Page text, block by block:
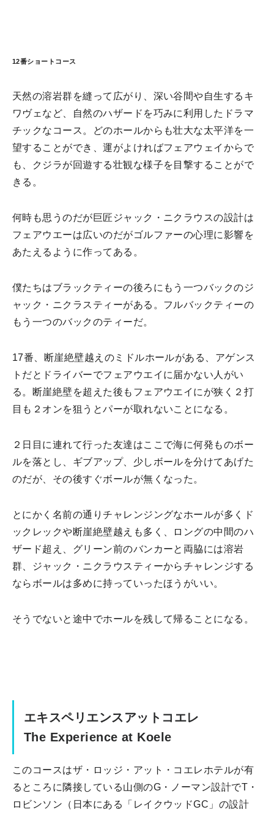
12番ショートコース
天然の溶岩群を縫って広がり、深い谷間や自生するキ
ワヴェなど、自然のハザードを巧みに利用したドラマ
チックなコース。どのホールからも壮大な太平洋を一
望することができ、運がよければフェアウェイからで
も、クジラが回遊する壮観な様子を目撃することがで
きる。
何時も思うのだが巨匠ジャック・ニクラウスの設計は
フェアウエーは広いのだがゴルファーの心理に影響を
あたえるように作ってある。
僕たちはブラックティーの後ろにもう一つバックのジ
ャック・ニクラスティーがある。フルバックティーの
もう一つのバックのティーだ。
17番、断崖絶壁越えのミドルホールがある、アゲンス
トだとドライバーでフェアウエイに届かない人がい
る。断崖絶壁を超えた後もフェアウエイにが狭く２打
目も２オンを狙うとパーが取れないことになる。
２日目に連れて行った友達はここで海に何発ものボー
ルを落とし、ギブアップ、少しボールを分けてあげた
のだが、その後すぐボールが無くなった。
とにかく名前の通りチャレンジングなホールが多くド
ックレックや断崖絶壁越えも多く、ロングの中間のハ
ザード超え、グリーン前のバンカーと両脇には溶岩
群、ジャック・ニクラウスティーからチャレンジする
ならボールは多めに持っていったほうがいい。
そうでないと途中でホールを残して帰ることになる。
エキスペリエンスアットコエレ
The Experience at Koele
このコースはザ・ロッジ・アット・コエレホテルが有
るところに隣接している山側のG・ノーマン設計でT・
ロビンソン（日本にある「レイクウッドGC」の設計